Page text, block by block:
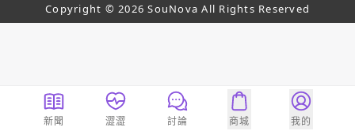
Copyright © 2026 SouNova All Rights Reserved
新聞 澀澀 討論 商城 我的